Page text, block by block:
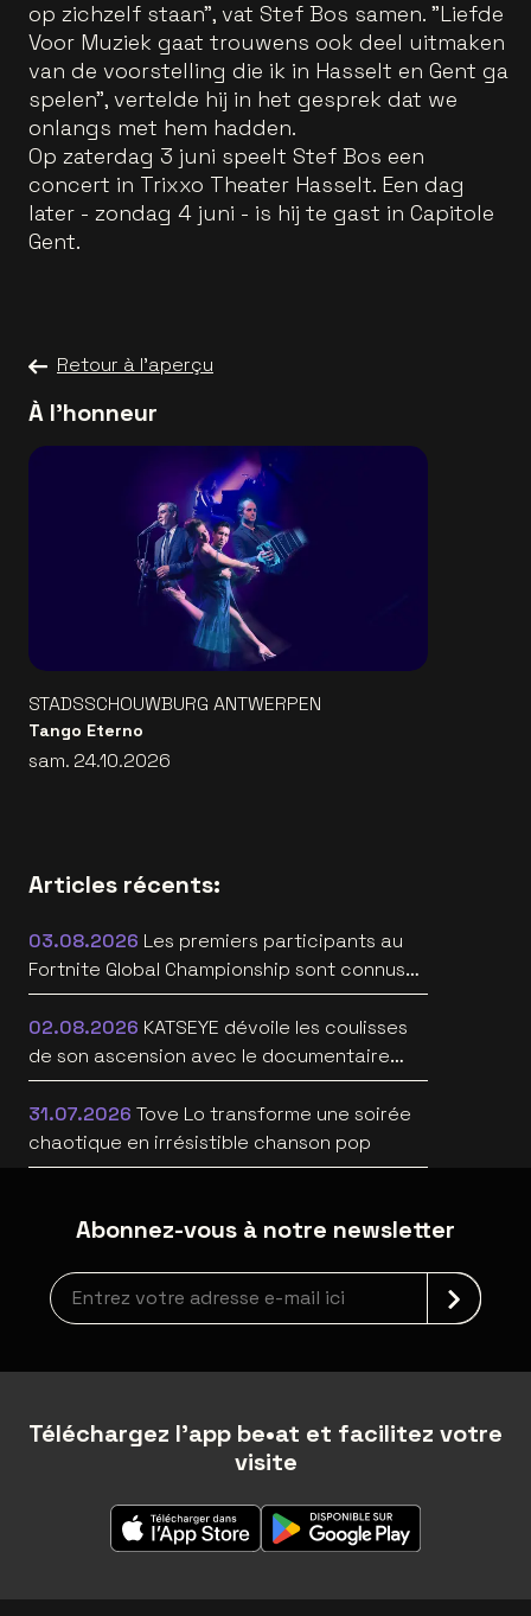
op zichzelf staan”, vat Stef Bos samen. "Liefde
Voor Muziek gaat trouwens ook deel uitmaken
van de voorstelling die ik in Hasselt en Gent ga
spelen", vertelde hij in het gesprek dat we
onlangs met hem hadden.
Op zaterdag 3 juni speelt Stef Bos een
concert in Trixxo Theater Hasselt. Een dag
later - zondag 4 juni - is hij te gast in Capitole
Gent.
Retour à l'aperçu
À l'honneur
STADSSCHOUWBURG ANTWERPEN
Tango Eterno
sam. 24.10.2026
Articles récents:
03.08.2026 Les premiers participants au
Fortnite Global Championship sont connus
àau Lotto Arena
02.08.2026 KATSEYE dévoile les coulisses
de son ascension avec le documentaire
WILD HEARTS [trailer]
31.07.2026 Tove Lo transforme une soirée
chaotique en irrésistible chanson pop
Abonnez-vous à notre newsletter
Inscription à la newsletter
Téléchargez l'app be•at et facilitez votre
visite